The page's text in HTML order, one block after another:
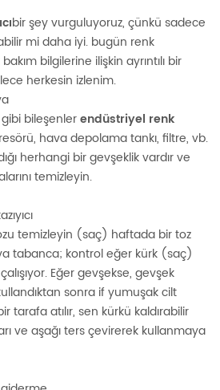
bir şey vurguluyoruz, çünkü sadece
mi daha iyi. bugün renk
bakım bilgilerine ilişkin ayrıntılı bir
herkesin izlenim.
gibi bileşenlerendüstriyel renk
hava depolama tankı, filtre, vb.
herhangi bir gevşeklik vardır ve
temizleyin.
temizleyin (saç) haftada bir toz
tabanca; kontrol eğer kürk (saç)
Eğer gevşekse, gevşek
sonra if yumuşak cilt
tarafa atılır, sen kürkü kaldırabilir
ve aşağı ters çevirerek kullanmaya